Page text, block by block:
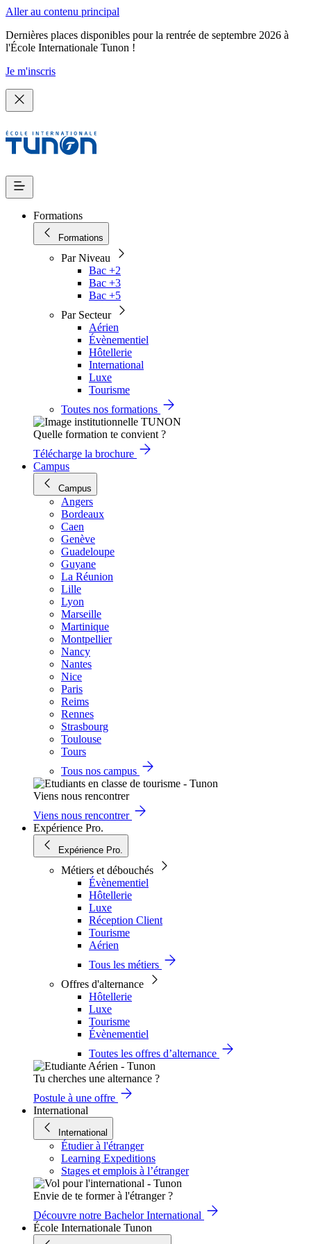
Aller au contenu principal
Dernières places disponibles pour la rentrée de septembre 2026 à
l'École Internationale Tunon !
Je m'inscris
Formations
Formations
Par Niveau
Bac +2
Bac +3
Bac +5
Par Secteur
Aérien
Évènementiel
Hôtellerie
International
Luxe
Tourisme
Toutes nos formations
Quelle formation te convient ?
Télécharge la brochure
Campus
Campus
Angers
Bordeaux
Caen
Genève
Guadeloupe
Guyane
La Réunion
Lille
Lyon
Marseille
Martinique
Montpellier
Nancy
Nantes
Nice
Paris
Reims
Rennes
Strasbourg
Toulouse
Tours
Tous nos campus
Viens nous rencontrer
Viens nous rencontrer
Expérience Pro.
Expérience Pro.
Métiers et débouchés
Évènementiel
Hôtellerie
Luxe
Réception Client
Tourisme
Aérien
Tous les métiers
Offres d'alternance
Hôtellerie
Luxe
Tourisme
Évènementiel
Toutes les offres d’alternance
Tu cherches une alternance ?
Postule à une offre
International
International
Étudier à l'étranger
Learning Expeditions
Stages et emplois à l’étranger
Envie de te former à l'étranger ?
Découvre notre Bachelor International
École Internationale Tunon